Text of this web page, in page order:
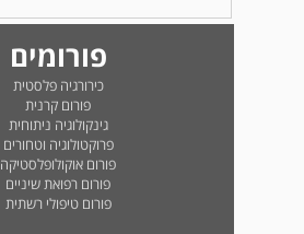
פורומים
כירורגיה פלסטית
פורום קרנית
גינקולוגיה ניתוחית
פרוקטולוגיה וטחורים
פורום אוקולופלסטיקה
פורום רפואת שיניים
פורום טיפולי רשתית